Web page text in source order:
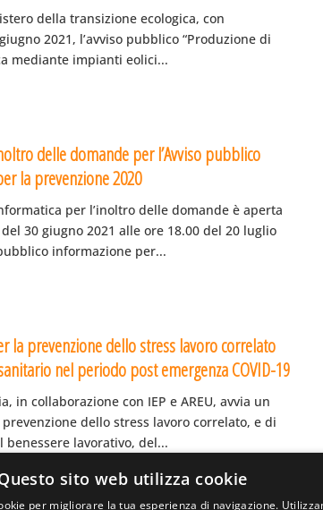
della transizione ecologica, con
2021, l’avviso pubblico “Produzione di
mediante impianti eolici...
delle domande per l’Avviso pubblico
la prevenzione 2020
per l’inoltro delle domande è aperta
30 giugno 2021 alle ore 18.00 del 20 luglio
informazione per...
la prevenzione dello stress lavoro correlato
nel periodo post emergenza COVID-19
in collaborazione con IEP e AREU, avvia un
dello stress lavoro correlato, e di
benessere lavorativo, del...
sito web utilizza cookie
per migliorare la tua esperienza di navigazione.